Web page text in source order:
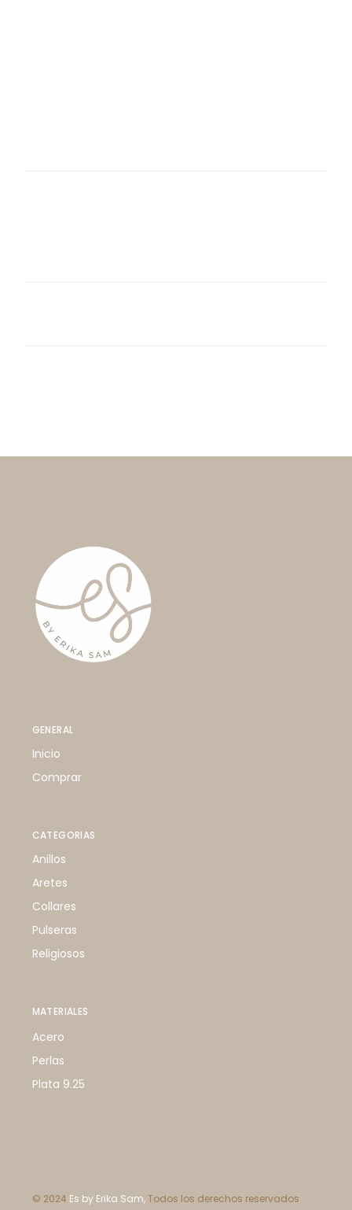
GENERAL
Inicio
Comprar
CATEGORIAS
Anillos
Aretes
Collares
Pulseras
Religiosos
MATERIALES
Acero
Perlas
Plata 9.25
© 2024 Es by Erika Sam,Todos los derechos reservados